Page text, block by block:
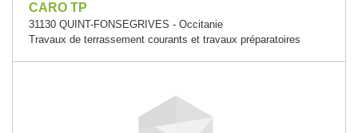
CARO TP
31130 QUINT-FONSEGRIVES - Occitanie
Travaux de terrassement courants et travaux préparatoires